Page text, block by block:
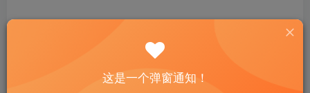
document.oncontextmenu = new Function("return
这是一个弹窗通知！